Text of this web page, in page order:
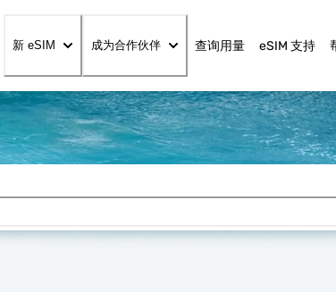
新 eSIM 成为合作伙伴 查询用量 eSIM 支持